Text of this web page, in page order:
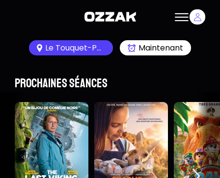
Le Touquet-Paris-Plage 62520 Maintenant
Prochaines séances